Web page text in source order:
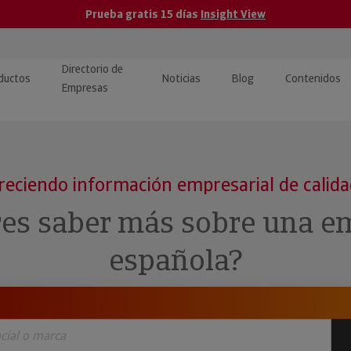
Prueba gratis 15 días Insight View
y ERP
· Recuperación de
Directorio de
Empresas
Noticias Blog Contenidos
Pública
Investigada
información empresarial de
saber más sobre una
española?